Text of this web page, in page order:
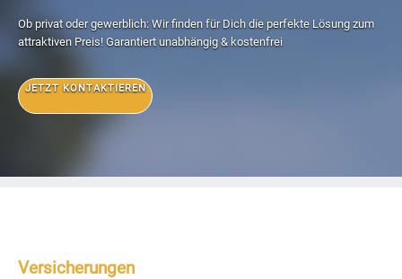
Ob privat oder gewerblich: Wir finden für Dich die perfekte Lösung zum
attraktiven Preis! Garantiert unabhängig & kostenfrei
JETZT KONTAKTIEREN
Versicherungen